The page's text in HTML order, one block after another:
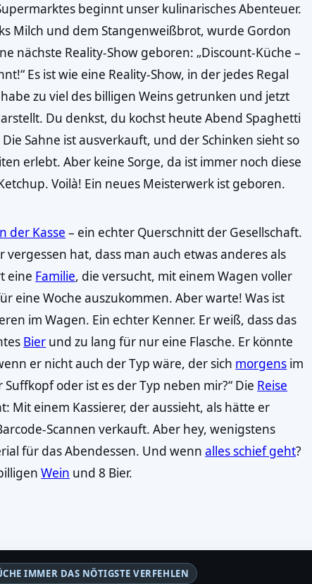
beginnt unser kulinarisches Abenteuer.
Milch und dem Stangenweißbrot, wurde Gordon
nächste Reality-Show geboren: „Discount-Küche –
Es ist wie eine Reality-Show, in der jedes Regal
zu viel des billigen Weins getrunken und jetzt
Du denkst, du kochst heute Abend Spaghetti
Sahne ist ausverkauft, und der Schinken sieht so
erlebt. Aber keine Sorge, da ist immer noch diese
Voilà! Ein neues Meisterwerk ist geboren.
der Kasse – ein echter Querschnitt der Gesellschaft.
vergessen hat, dass man auch etwas anderes als
eine Familie, die versucht, mit einem Wagen voller
eine Woche auszukommen. Aber warte! Was ist
im Wagen. Ein echter Kenner. Er weiß, dass das
Bier und zu lang für nur eine Flasche. Er könnte
er nicht auch der Typ wäre, der sich morgens im
oder ist es der Typ neben mir?“ Die Reise
Mit einem Kassierer, der aussieht, als hätte er
Scannen verkauft. Aber hey, wenigstens
für das Abendessen. Und wennalles schief geht?
Wein und 8 Bier.
IMMER DAS NÖTIGSTE VERFEHLEN